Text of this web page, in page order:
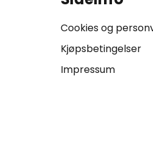
Cookies og
Kjøpsbetingelser
Impressum